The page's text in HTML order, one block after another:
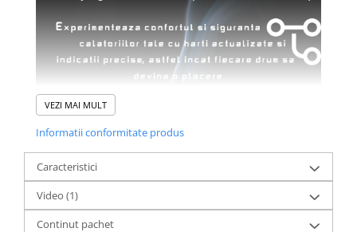
VEZI MAI MULT
Informatii conformitate produs
Caracteristici
Video (1)
Continut pachet